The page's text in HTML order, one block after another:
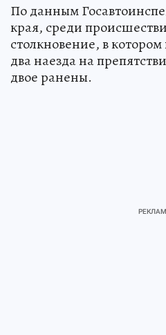
По данным
края, среди
столкновение, в
два наезда на
двое ранены.